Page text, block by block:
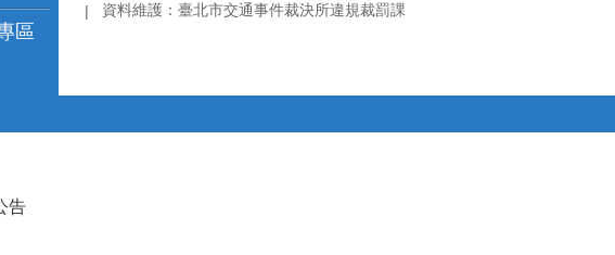
區
資料維護：臺北市交通事件裁決所違規裁罰課
告